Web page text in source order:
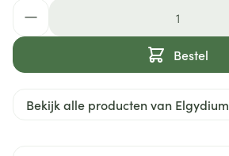
Bestel
Bekijk alle producten van Elgydium